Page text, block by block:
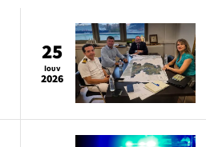
25
Ιουν
2026